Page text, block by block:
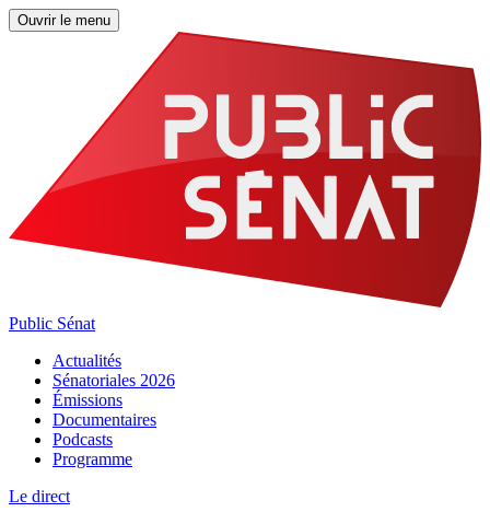
Ouvrir le menu
Public Sénat
Actualités
Sénatoriales 2026
Émissions
Documentaires
Podcasts
Programme
Le direct